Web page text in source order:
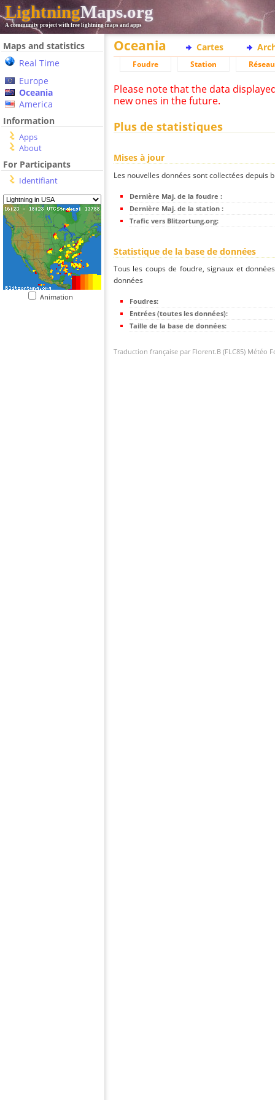
LightningMaps.org
A community project with free lightning maps and apps
Maps and statistics
Real Time
Europe
Oceania
America
Information
Apps
About
For Participants
Identifiant
Animation
Oceania Cartes
Foudre Station Réseau
Please note that the data
new ones in the future.
Plus de statistiques
Mises à jour
Les nouvelles données sont collectées
Dernière Maj. de la foudre :
Dernière Maj. de la station :
Trafic vers Blitzortung.org:
Statistique de la base de données
Tous les coups de foudre, signaux et
données
Foudres:
Entrées (toutes les données):
Taille de la base de données:
Traduction française par Florent.B (FLC85) Météo